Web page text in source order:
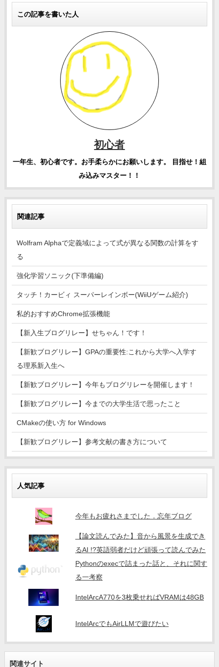
この記事を書いた人
初心者
一年生、初心者です。お手柔らかにお願いします。 目指せ！組
み込みマスター！！
関連記事
Wolfram Alphaで定義域によって式が異なる関数の計算をす
る
強化学習ソニック(下準備編)
タッチ！カービィ スーパーレインボー(WiiUゲーム紹介)
私的おすすめChrome拡張機能
【新入生ブログリレー】せちゃん！です！
【新歓ブログリレー】GPAの重要性:これから大学へ入学す
る理系新入生へ
【新歓ブログリレー】今年もブログリレーを開催します！
【新歓ブログリレー】今までの大学生活で思ったこと
CMakeの使い方 for Windows
【新歓ブログリレー】参考文献の書き方について
人気記事
今年もお疲れさまでした．忘年ブログ
【論文読んでみた】音から風景を生成でき
るAI !?英語弱者だけど頑張って読んでみた
Pythonのexecで詰まった話と、それに関す
る一考察
IntelArcA770を3枚乗せればVRAMは48GB
IntelArcでもAirLLMで遊びたい
関連サイト